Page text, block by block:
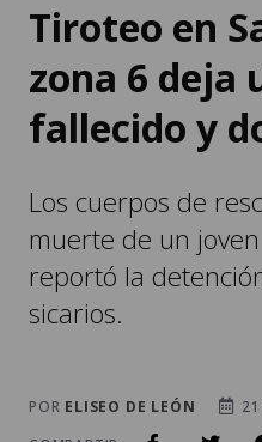
Tiroteo en
zona 6 deja
fallecido y
Los cuerpos de
muerte de un
reportó la
sicarios.
POR ELISEO DE LEÓN